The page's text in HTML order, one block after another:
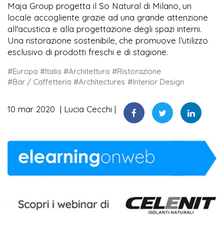
Maja Group progetta il So Natural di Milano, un
locale accogliente grazie ad una grande attenzione
all'acustica e alla progettazione degli spazi interni.
Una ristorazione sostenibile, che promuove l’utilizzo
esclusivo di prodotti freschi e di stagione.
#Europa #Italia #Architettura #Ristorazione
#Bar / Caffetteria #Architectures #Interior Design
10 mar 2020 Lucia Cecchi